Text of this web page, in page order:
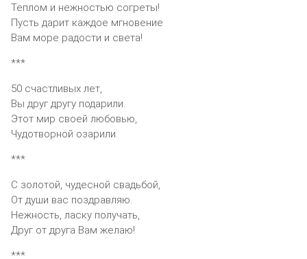
Теплом и нежностью согреты!
Пусть дарит каждое мгновение
Вам море радости и света!
***
50 счастливых лет,
Вы друг другу подарили.
Этот мир своей любовью,
Чудотворной озарили.
***
С золотой, чудесной свадьбой,
От души вас поздравляю.
Нежность, ласку получать,
Друг от друга Вам желаю!
***